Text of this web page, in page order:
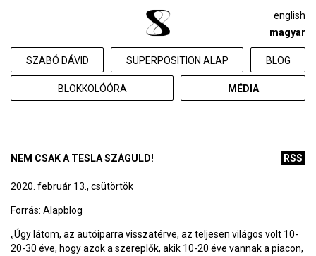
SZABÓ DÁVID SUPERPOSITION ALAP BLOG
BLOKKOLÓÓRA MÉDIA
english
magyar
RSS
NEM CSAK A TESLA SZÁGULD!
2020. február 13., csütörtök
Forrás: Alapblog
„Úgy látom, az autóiparra visszatérve, az teljesen világos volt 10-
20-30 éve, hogy azok a szereplők, akik 10-20 éve vannak a piacon,